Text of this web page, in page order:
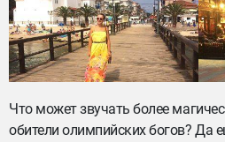
Что может звучать более
обители олимпийских богов? Да